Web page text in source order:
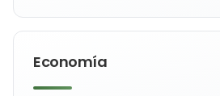
Economía